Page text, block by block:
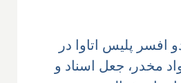
افسر پلیس اتاوا در
مخدر، جعل اسناد و